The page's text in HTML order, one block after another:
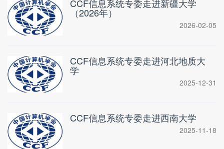
CCF信息系统专委走进新疆大学
（2026年）
2026-02-05
CCF信息系统专委走进河北地质大
学
2025-12-31
CCF信息系统专委走进西南大学
2025-11-18